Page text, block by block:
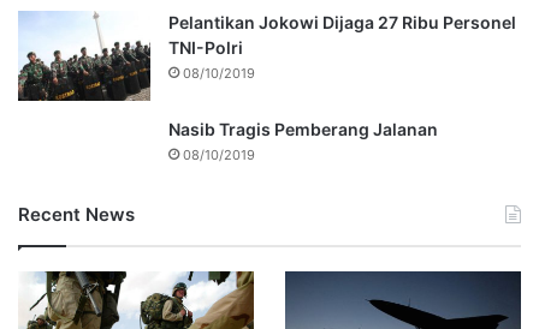
Pelantikan Jokowi Dijaga 27 Ribu Personel
TNI-Polri
08/10/2019
Nasib Tragis Pemberang Jalanan
08/10/2019
Recent News